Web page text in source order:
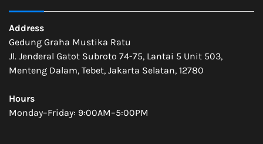
Address
Gedung Graha Mustika Ratu
Jl. Jenderal Gatot Subroto 74-75, Lantai 5 Unit 503,
Menteng Dalam, Tebet, Jakarta Selatan, 12780
Hours
Monday–Friday: 9:00AM–5:00PM